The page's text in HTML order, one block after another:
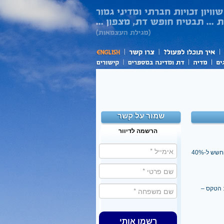
שמור על קשר
הרשמה לדיוור
רשמו אותי
ל-40%
הטקס –